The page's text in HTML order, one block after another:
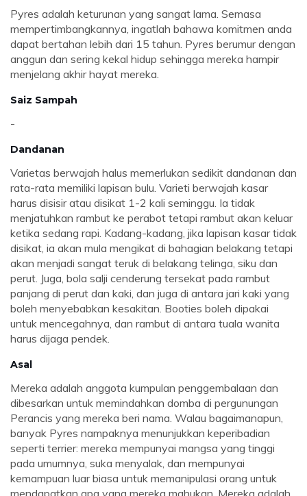
Pyres adalah keturunan yang sangat lama. Semasa
mempertimbangkannya, ingatlah bahawa komitmen anda
dapat bertahan lebih dari 15 tahun. Pyres berumur dengan
anggun dan sering kekal hidup sehingga mereka hampir
menjelang akhir hayat mereka.
Saiz Sampah
-
Dandanan
Varietas berwajah halus memerlukan sedikit dandanan dan
rata-rata memiliki lapisan bulu. Varieti berwajah kasar
harus disisir atau disikat 1-2 kali seminggu. Ia tidak
menjatuhkan rambut ke perabot tetapi rambut akan keluar
ketika sedang rapi. Kadang-kadang, jika lapisan kasar tidak
disikat, ia akan mula mengikat di bahagian belakang tetapi
akan menjadi sangat teruk di belakang telinga, siku dan
perut. Juga, bola salji cenderung tersekat pada rambut
panjang di perut dan kaki, dan juga di antara jari kaki yang
boleh menyebabkan kesakitan. Booties boleh dipakai
untuk mencegahnya, dan rambut di antara tuala wanita
harus dijaga pendek.
Asal
Mereka adalah anggota kumpulan penggembalaan dan
dibesarkan untuk memindahkan domba di pergunungan
Perancis yang mereka beri nama. Walau bagaimanapun,
banyak Pyres nampaknya menunjukkan keperibadian
seperti terrier: mereka mempunyai mangsa yang tinggi
pada umumnya, suka menyalak, dan mempunyai
kemampuan luar biasa untuk memanipulasi orang untuk